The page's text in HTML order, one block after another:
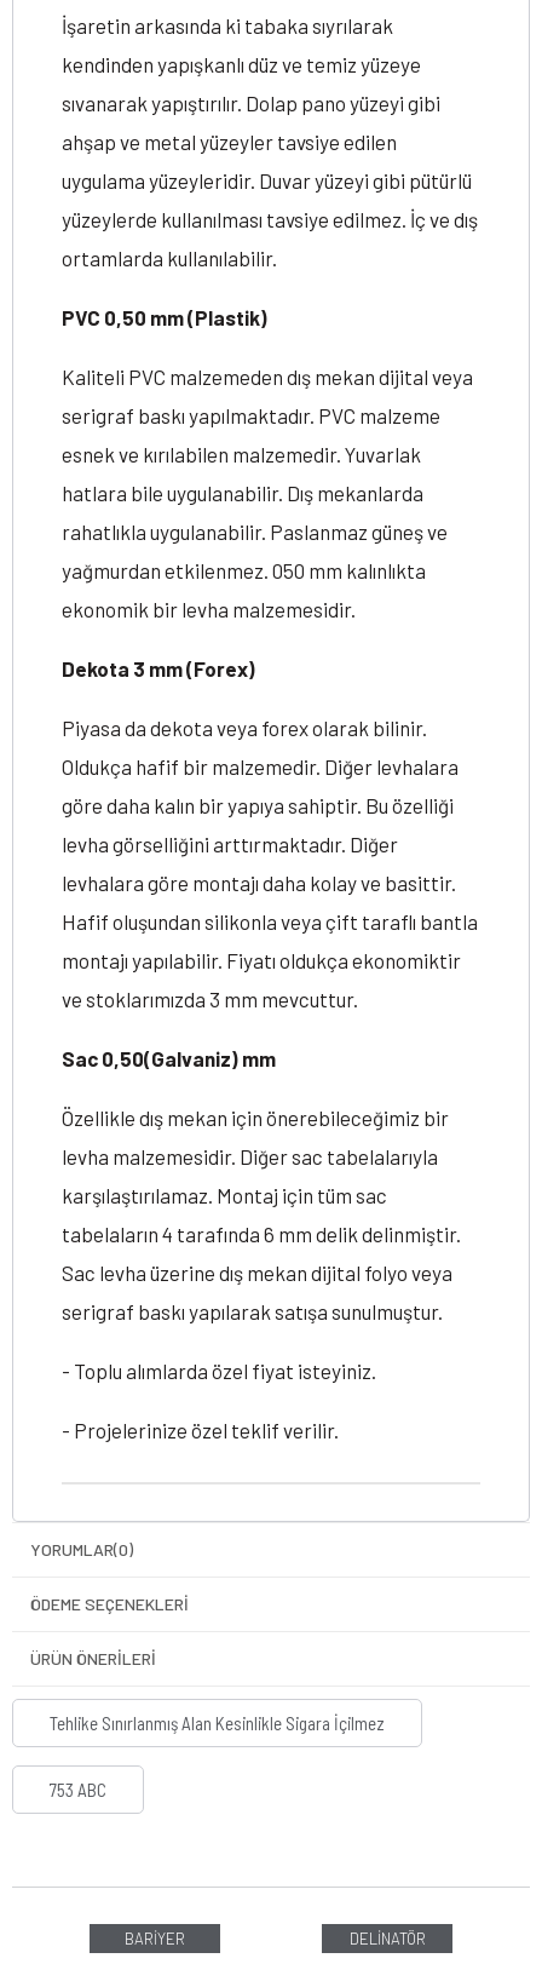
İşaretin arkasında ki tabaka sıyrılarak
kendinden yapışkanlı düz ve temiz yüzeye
sıvanarak yapıştırılır. Dolap pano yüzeyi gibi
ahşap ve metal yüzeyler tavsiye edilen
uygulama yüzeyleridir. Duvar yüzeyi gibi pütürlü
yüzeylerde kullanılması tavsiye edilmez. İç ve dış
ortamlarda kullanılabilir.
PVC 0,50 mm (Plastik)
Kaliteli PVC malzemeden dış mekan dijital veya
serigraf baskı yapılmaktadır. PVC malzeme
esnek ve kırılabilen malzemedir. Yuvarlak
hatlara bile uygulanabilir. Dış mekanlarda
rahatlıkla uygulanabilir. Paslanmaz güneş ve
yağmurdan etkilenmez. 050 mm kalınlıkta
ekonomik bir levha malzemesidir.
Dekota 3 mm (Forex)
Piyasa da dekota veya forex olarak bilinir.
Oldukça hafif bir malzemedir. Diğer levhalara
göre daha kalın bir yapıya sahiptir. Bu özelliği
levha görselliğini arttırmaktadır. Diğer
levhalara göre montajı daha kolay ve basittir.
Hafif oluşundan silikonla veya çift taraflı bantla
montajı yapılabilir. Fiyatı oldukça ekonomiktir
ve stoklarımızda 3 mm mevcuttur.
Sac 0,50(Galvaniz) mm
Özellikle dış mekan için önerebileceğimiz bir
levha malzemesidir. Diğer sac tabelalarıyla
karşılaştırılamaz. Montaj için tüm sac
tabelaların 4 tarafında 6 mm delik delinmiştir.
Sac levha üzerine dış mekan dijital folyo veya
serigraf baskı yapılarak satışa sunulmuştur.
- Toplu alımlarda özel fiyat isteyiniz.
- Projelerinize özel teklif verilir.
YORUMLAR(0)
ÖDEME SEÇENEKLERI
ÜRÜN ÖNERILERI
Tehlike Sınırlanmış Alan Kesinlikle Sigara İçilmez
753 ABC
BARİYER
DELİNATÖR